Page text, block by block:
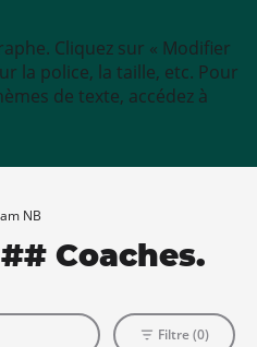
Cliquez sur « Modifier
la police, la taille, etc. Pour
de texte, accédez à
NB
Coaches.
Filtre (0)